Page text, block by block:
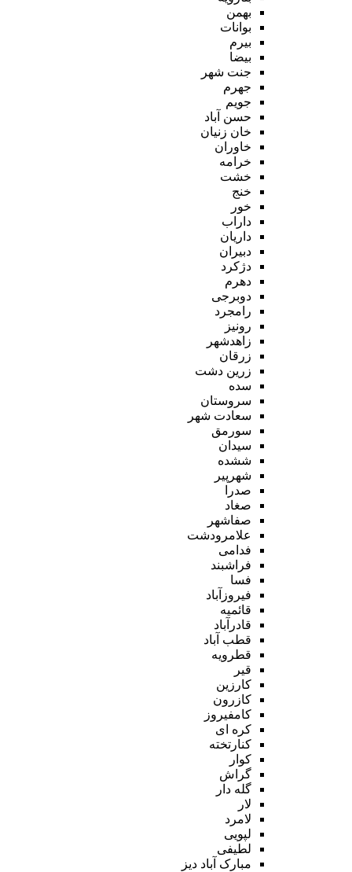
بهمن
بوانات
بیرم
بیضا
جنت شهر
جهرم
جویم
حسن آباد
خان زنیان
خاوران
خرامه
خشت
خنج
خور
داراب
داریان
دبیران
دژکرد
دهرم
دوبرجی
رامجرد
رونیز
زاهدشهر
زرقان
زرین دشت
سده
سروستان
سعادت شهر
سورمق
سیدان
ششده
شهرپیر
صدرا
صغاد
صفاشهر
علامرودشت
فدامی
فراشبند
فسا
فیروزآباد
قائمیه
قادرآباد
قطب آباد
قطرویه
قیر
کارزین
کازرون
کامفیروز
کره ای
کنارتخته
کوار
گراش
گله دار
لار
لامرد
لپویی
لطیفی
مبارک آباد دیز